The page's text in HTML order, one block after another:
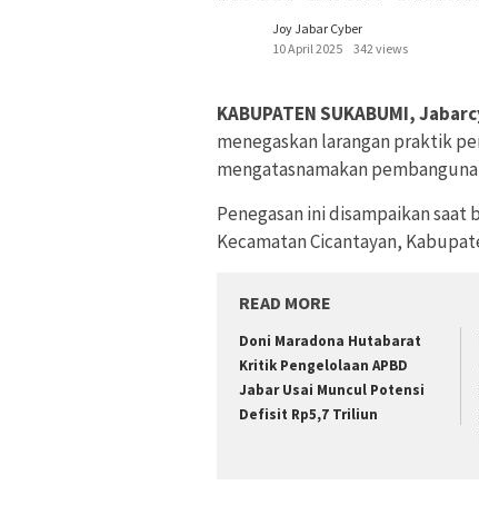
Joy Jabar Cyber
10 April 2025
342 views
KABUPATEN SUKABUMI,
menegaskan larangan praktik
mengatasnamakan
Penegasan ini disampaikan
Kecamatan Cicantayan,
READ MORE
Doni Maradona Hutabarat
Kritik Pengelolaan APBD
Jabar Usai Muncul Potensi
Defisit Rp5,7 Triliun